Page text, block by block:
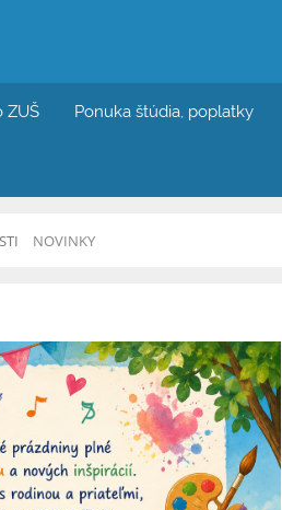
ZUŠ Ponuka štúdia, poplatky
NOVINKY